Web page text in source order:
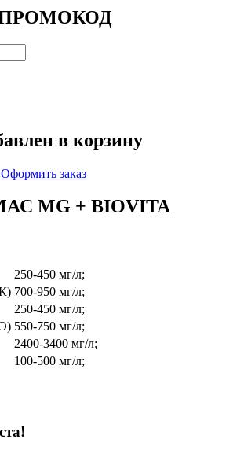
ПРОМОКОД
в корзину
Оформить заказ
MG + BIOVITA
250-450 мг/л;
700-950 мг/л;
250-450 мг/л;
550-750 мг/л;
2400-3400 мг/л;
100-500 мг/л;